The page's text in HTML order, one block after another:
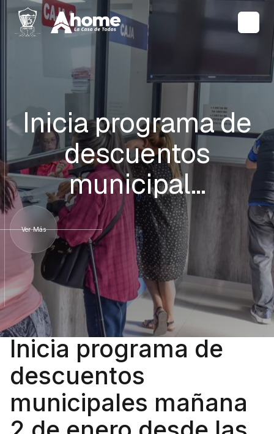
Inicia programa de
descuentos
municipal…
Ver Más
Inicia programa de
descuentos
municipales mañana